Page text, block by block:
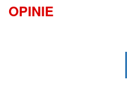
OPINIE